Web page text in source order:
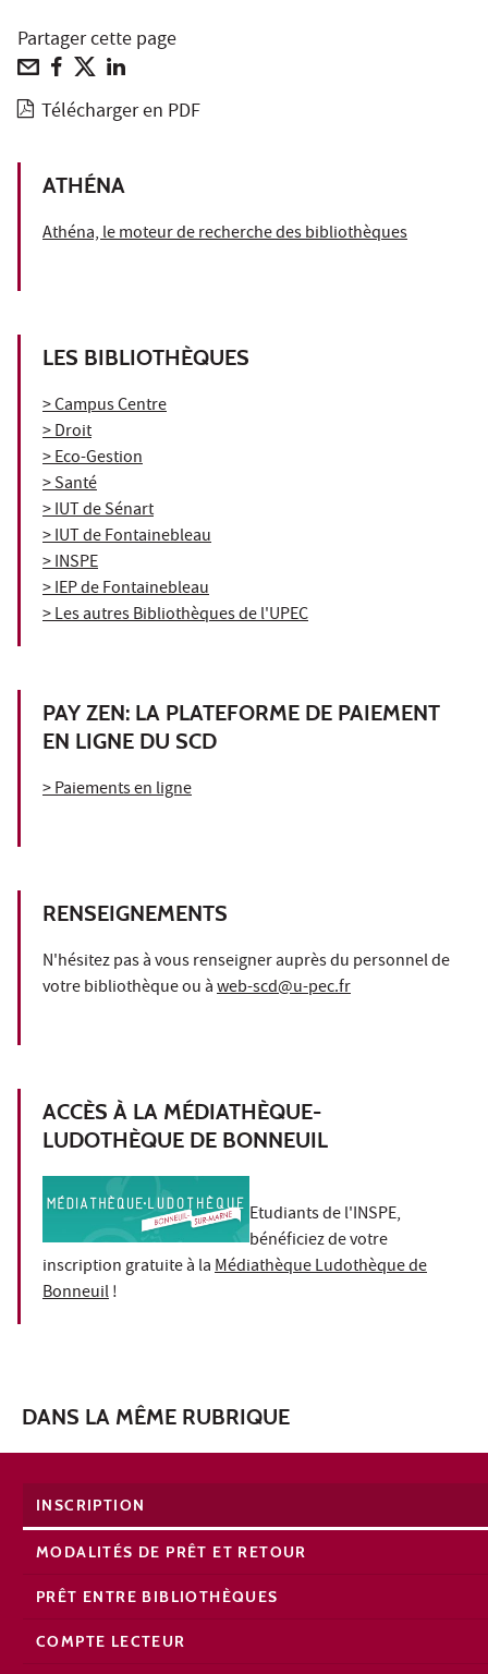
Partager cette page
Télécharger en PDF
ATHÉNA
Athéna, le moteur de recherche des bibliothèques
LES BIBLIOTHÈQUES
> Campus Centre
> Droit
> Eco-Gestion
> Santé
> IUT de Sénart
> IUT de Fontainebleau
> INSPE
> IEP de Fontainebleau
> Les autres Bibliothèques de l'UPEC
PAY ZEN: LA PLATEFORME DE PAIEMENT
EN LIGNE DU SCD
> Paiements en ligne
RENSEIGNEMENTS
N'hésitez pas à vous renseigner auprès du personnel de
votre bibliothèque ou àweb-scd@u-pec.fr
ACCÈS À LA MÉDIATHÈQUE-
LUDOTHÈQUE DE BONNEUIL
Etudiants de l'INSPE,
bénéficiez de votre
inscription gratuite à laMédiathèque Ludothèque de
Bonneuil!
DANS LA MÊME RUBRIQUE
INSCRIPTION
MODALITÉS DE PRÊT ET RETOUR
PRÊT ENTRE BIBLIOTHÈQUES
COMPTE LECTEUR